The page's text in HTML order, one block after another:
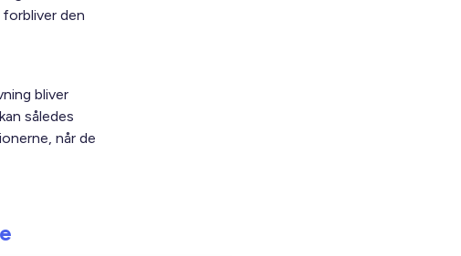
den
bliver
således
når de